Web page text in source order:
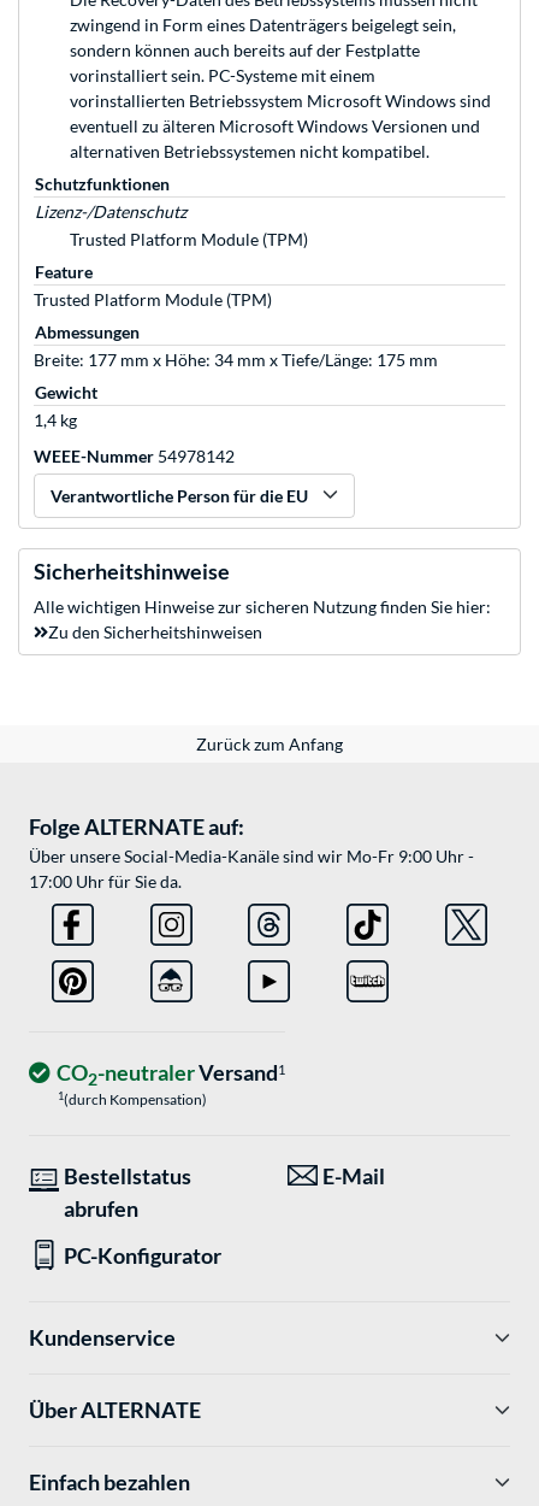
zwingend in Form eines Datenträgers beigelegt sein,
sondern können auch bereits auf der Festplatte
vorinstalliert sein. PC-Systeme mit einem
vorinstallierten Betriebssystem Microsoft Windows sind
eventuell zu älteren Microsoft Windows Versionen und
alternativen Betriebssystemen nicht kompatibel.
Schutzfunktionen
Lizenz-/Datenschutz
Trusted Platform Module (TPM)
Feature
Trusted Platform Module (TPM)
Abmessungen
Breite: 177 mm x Höhe: 34 mm x Tiefe/Länge: 175 mm
Gewicht
1,4 kg
WEEE-Nummer 54978142
Verantwortliche Person für die EU
Sicherheitshinweise
Alle wichtigen Hinweise zur sicheren Nutzung finden Sie hier:
Zu den Sicherheitshinweisen
Zurück zum Anfang
Folge ALTERNATE auf:
Über unsere Social-Media-Kanäle sind wir Mo-Fr 9:00 Uhr -
17:00 Uhr für Sie da.
CO2-neutralerVersand1
1(durch Kompensation)
Bestellstatus
abrufen
E-Mail
PC-Konfigurator
Kundenservice
Über ALTERNATE
Einfach bezahlen